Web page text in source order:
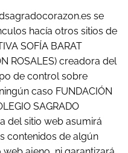
se
hacía otros sitios de
SOFÍA BARAT
ROSALES) creadora del
de control sobre
caso FUNDACIÓN
SAGRADO
del sitio web asumirá
contenidos de algún